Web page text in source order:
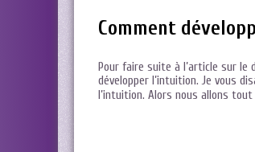
Comment
Pour faire suite à l’article sur le
développer l’intuition. Je vous
l’intuition. Alors nous allons